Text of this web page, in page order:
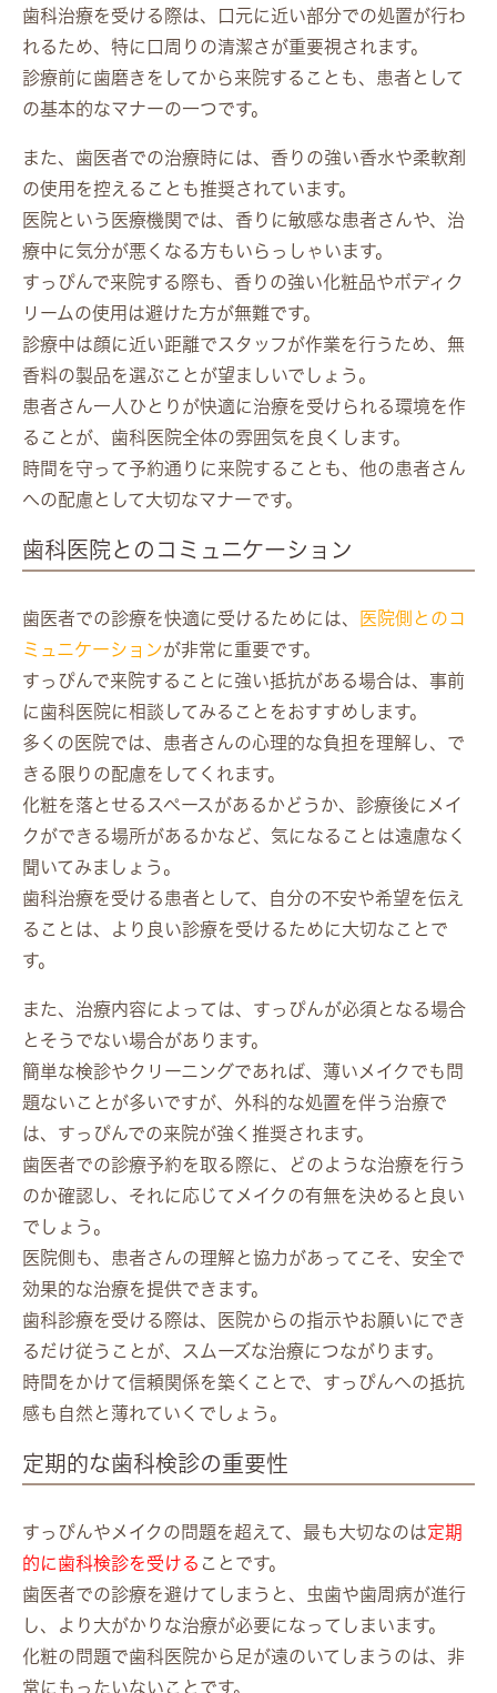
歯科治療を受ける際は、口元に近い部分での処置が行わ
れるため、特に口周りの清潔さが重要視されます。
診療前に歯磨きをしてから来院することも、患者として
の基本的なマナーの一つです。
また、歯医者での治療時には、香りの強い香水や柔軟剤
の使用を控えることも推奨されています。
医院という医療機関では、香りに敏感な患者さんや、治
療中に気分が悪くなる方もいらっしゃいます。
すっぴんで来院する際も、香りの強い化粧品やボディク
リームの使用は避けた方が無難です。
診療中は顔に近い距離でスタッフが作業を行うため、無
香料の製品を選ぶことが望ましいでしょう。
患者さん一人ひとりが快適に治療を受けられる環境を作
ることが、歯科医院全体の雰囲気を良くします。
時間を守って予約通りに来院することも、他の患者さん
への配慮として大切なマナーです。
歯科医院とのコミュニケーション
歯医者での診療を快適に受けるためには、
医院側とのコ
ミュニケーションが非常に重要です。
すっぴんで来院することに強い抵抗がある場合は、事前
に歯科医院に相談してみることをおすすめします。
多くの医院では、患者さんの心理的な負担を理解し、で
きる限りの配慮をしてくれます。
化粧を落とせるスペースがあるかどうか、診療後にメイ
クができる場所があるかなど、気になることは遠慮なく
聞いてみましょう。
歯科治療を受ける患者として、自分の不安や希望を伝え
ることは、より良い診療を受けるために大切なことで
す。
また、治療内容によっては、すっぴんが必須となる場合
とそうでない場合があります。
簡単な検診やクリーニングであれば、薄いメイクでも問
題ないことが多いですが、外科的な処置を伴う治療で
は、すっぴんでの来院が強く推奨されます。
歯医者での診療予約を取る際に、どのような治療を行う
のか確認し、それに応じてメイクの有無を決めると良い
でしょう。
医院側も、患者さんの理解と協力があってこそ、安全で
効果的な治療を提供できます。
歯科診療を受ける際は、医院からの指示やお願いにでき
るだけ従うことが、スムーズな治療につながります。
時間をかけて信頼関係を築くことで、すっぴんへの抵抗
感も自然と薄れていくでしょう。
定期的な歯科検診の重要性
すっぴんやメイクの問題を超えて、最も大切なのは定期
的に歯科検診を受ける ことです。
歯医者での診療を避けてしまうと、虫歯や歯周病が進行
し、より大がかりな治療が必要になってしまいます。
化粧の問題で歯科医院から足が遠のいてしまうのは、非
常にもったいないことです。